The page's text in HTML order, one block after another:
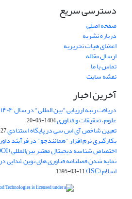
دسترسی سریع
صفحه اصلی
درباره نشریه
اعضای هیات تحریریه
ارسال مقاله
تماس با ما
نقشه سایت
آخرین اخبار
علوم، تحقیقات و فناوری1404-05-20
تعیین شاخص آی اس سی در پایگاه استنادی ISC
بکارگیری نرم افزار "همانندجو" در فرآیند
اختصاص شناسه دیجیتال معتبر بین‌المللی (DOI)
نمایه شدن فصلنامه فناوری های نوین غذایی
اسلام (ISC) 1395-03-11